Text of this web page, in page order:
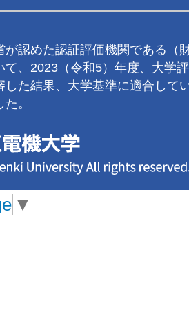
が認めた認証評価機関である（
て、2023（令和5）年度、大学
した結果、大学基準に適合して
。
▼